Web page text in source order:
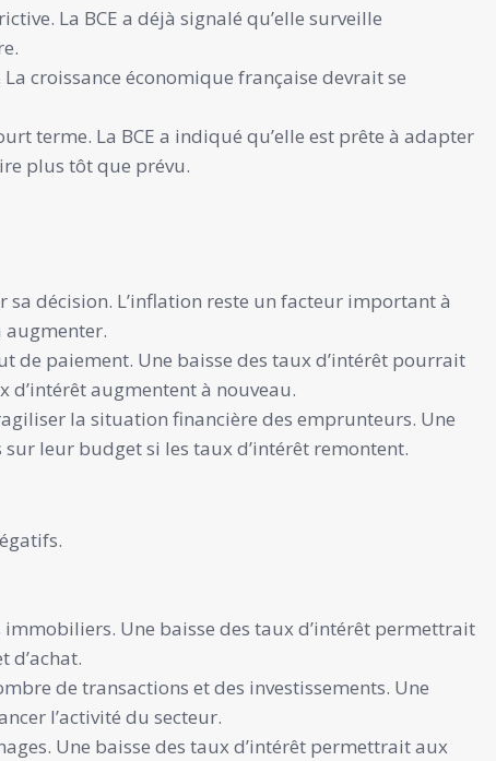
La BCE a déjà signalé qu’elle surveille
croissance économique française devrait se
terme. La BCE a indiqué qu’elle est prête à adapter
plus tôt que prévu.
décision. L’inflation reste un facteur important à
augmenter.
de paiement. Une baisse des taux d’intérêt pourrait
augmentent à nouveau.
la situation financière des emprunteurs. Une
leur budget si les taux d’intérêt remontent.
Une baisse des taux d’intérêt permettrait
d’achat.
de transactions et des investissements. Une
l’activité du secteur.
Une baisse des taux d’intérêt permettrait aux